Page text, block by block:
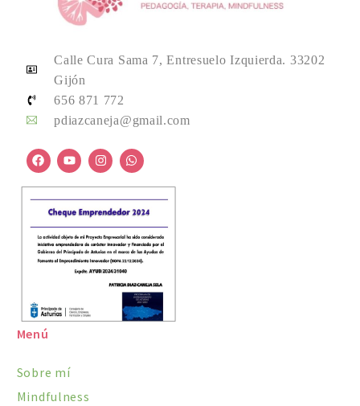
Calle Cura Sama 7, Entresuelo Izquierda. 33202
Gijón
656 871 772
pdiazcaneja@gmail.com
Menú
Sobre mí
Mindfulness